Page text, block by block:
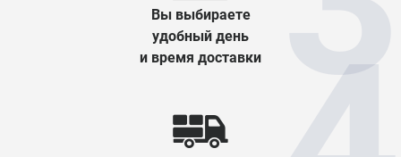
Вы выбираете
удобный день
и время доставки